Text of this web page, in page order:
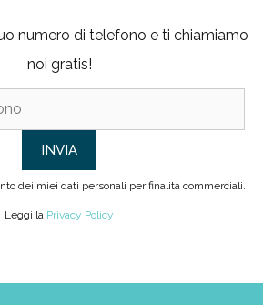
numero di telefono e ti chiamiamo
noi gratis!
dei miei dati personali per finalità commerciali.
Leggi la Privacy Policy